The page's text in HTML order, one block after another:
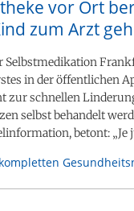
vor Ort
zum Arzt
Selbstmedikation
in der öffentlichen
zur schnellen
selbst behandelt
betont: „Je